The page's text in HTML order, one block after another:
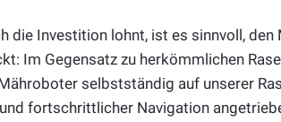
die Investition lohnt, ist es sinnvoll,
Im Gegensatz zu herkömmlichen
selbstständig auf unserer
fortschrittlicher Navigation